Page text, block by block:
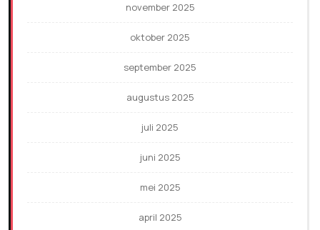
november 2025
oktober 2025
september 2025
augustus 2025
juli 2025
juni 2025
mei 2025
april 2025